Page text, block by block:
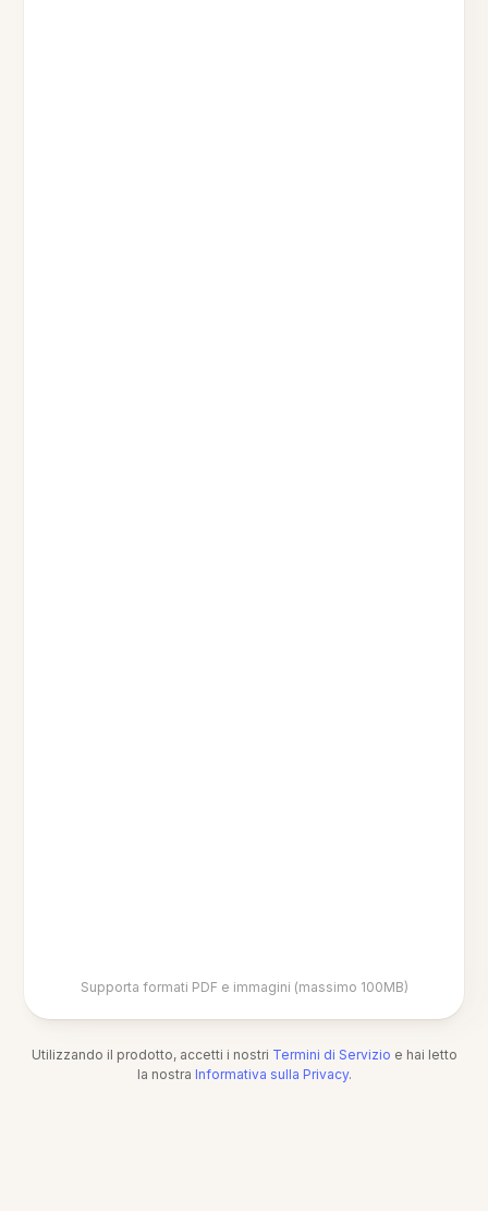
Supporta formati PDF e immagini (massimo 100MB)
Utilizzando il prodotto, accetti i nostri Termini di Servizio e hai letto
la nostra Informativa sulla Privacy.